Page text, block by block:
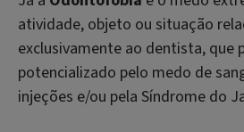
atividade, objeto ou situação
exclusivamente ao dentista, que
potencializado pelo medo de
injeções e/ou pela Síndrome do